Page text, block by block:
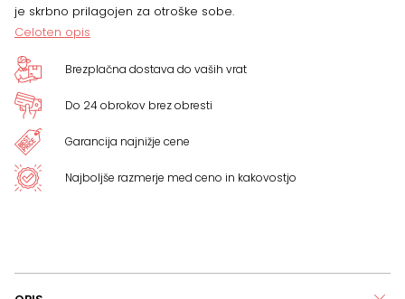
je skrbno prilagojen za otroške sobe.
Celoten opis
Brezplačna dostava do vaših vrat
Do 24 obrokov brez obresti
Garancija najnižje cene
Najboljše razmerje med ceno in kakovostjo